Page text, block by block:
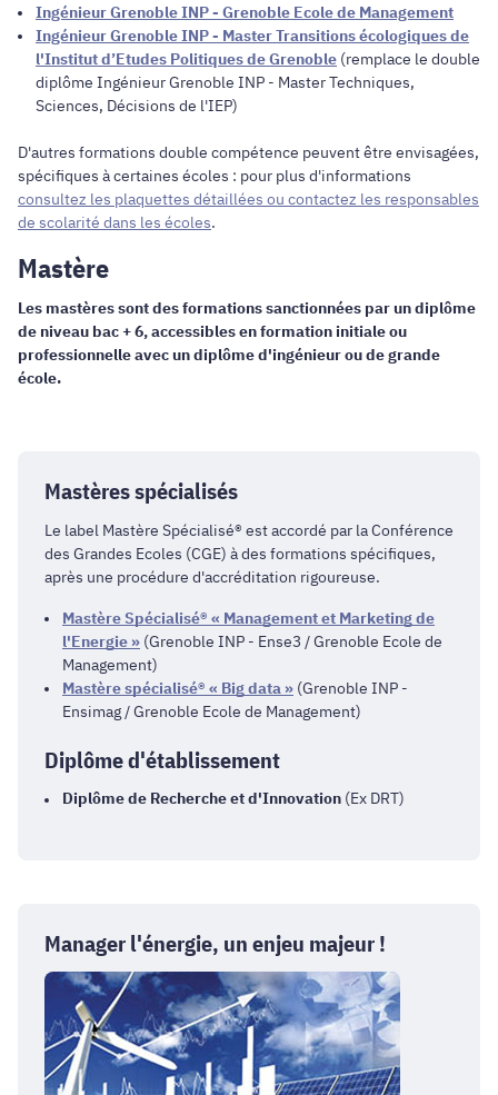
Ingénieur Grenoble INP - Grenoble Ecole de Management
Ingénieur Grenoble INP - Master Transitions écologiques de
l'Institut d’Etudes Politiques de Grenoble (remplace le double
diplôme Ingénieur Grenoble INP - Master Techniques,
Sciences, Décisions de l'IEP)
D'autres formations double compétence peuvent être envisagées,
spécifiques à certaines écoles : pour plus d'informations
consultez les plaquettes détaillées ou contactez les responsables
de scolarité dans les écoles.
Mastère
Les mastères sont des formations sanctionnées par un diplôme
de niveau bac + 6, accessibles en formation initiale ou
professionnelle avec un diplôme d'ingénieur ou de grande
école.
Mastères spécialisés
Le label Mastère Spécialisé® est accordé par la Conférence
des Grandes Ecoles (CGE) à des formations spécifiques,
après une procédure d'accréditation rigoureuse.
Mastère Spécialisé® « Management et Marketing de
l'Energie » (Grenoble INP - Ense3 / Grenoble Ecole de
Management)
Mastère spécialisé® « Big data » (Grenoble INP -
Ensimag / Grenoble Ecole de Management)
Diplôme d'établissement
Diplôme de Recherche et d'Innovation (Ex DRT)
Manager l'énergie, un enjeu majeur !